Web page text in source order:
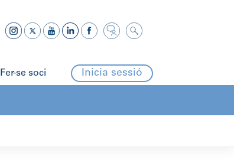
Fer-se soci Inicia sessió